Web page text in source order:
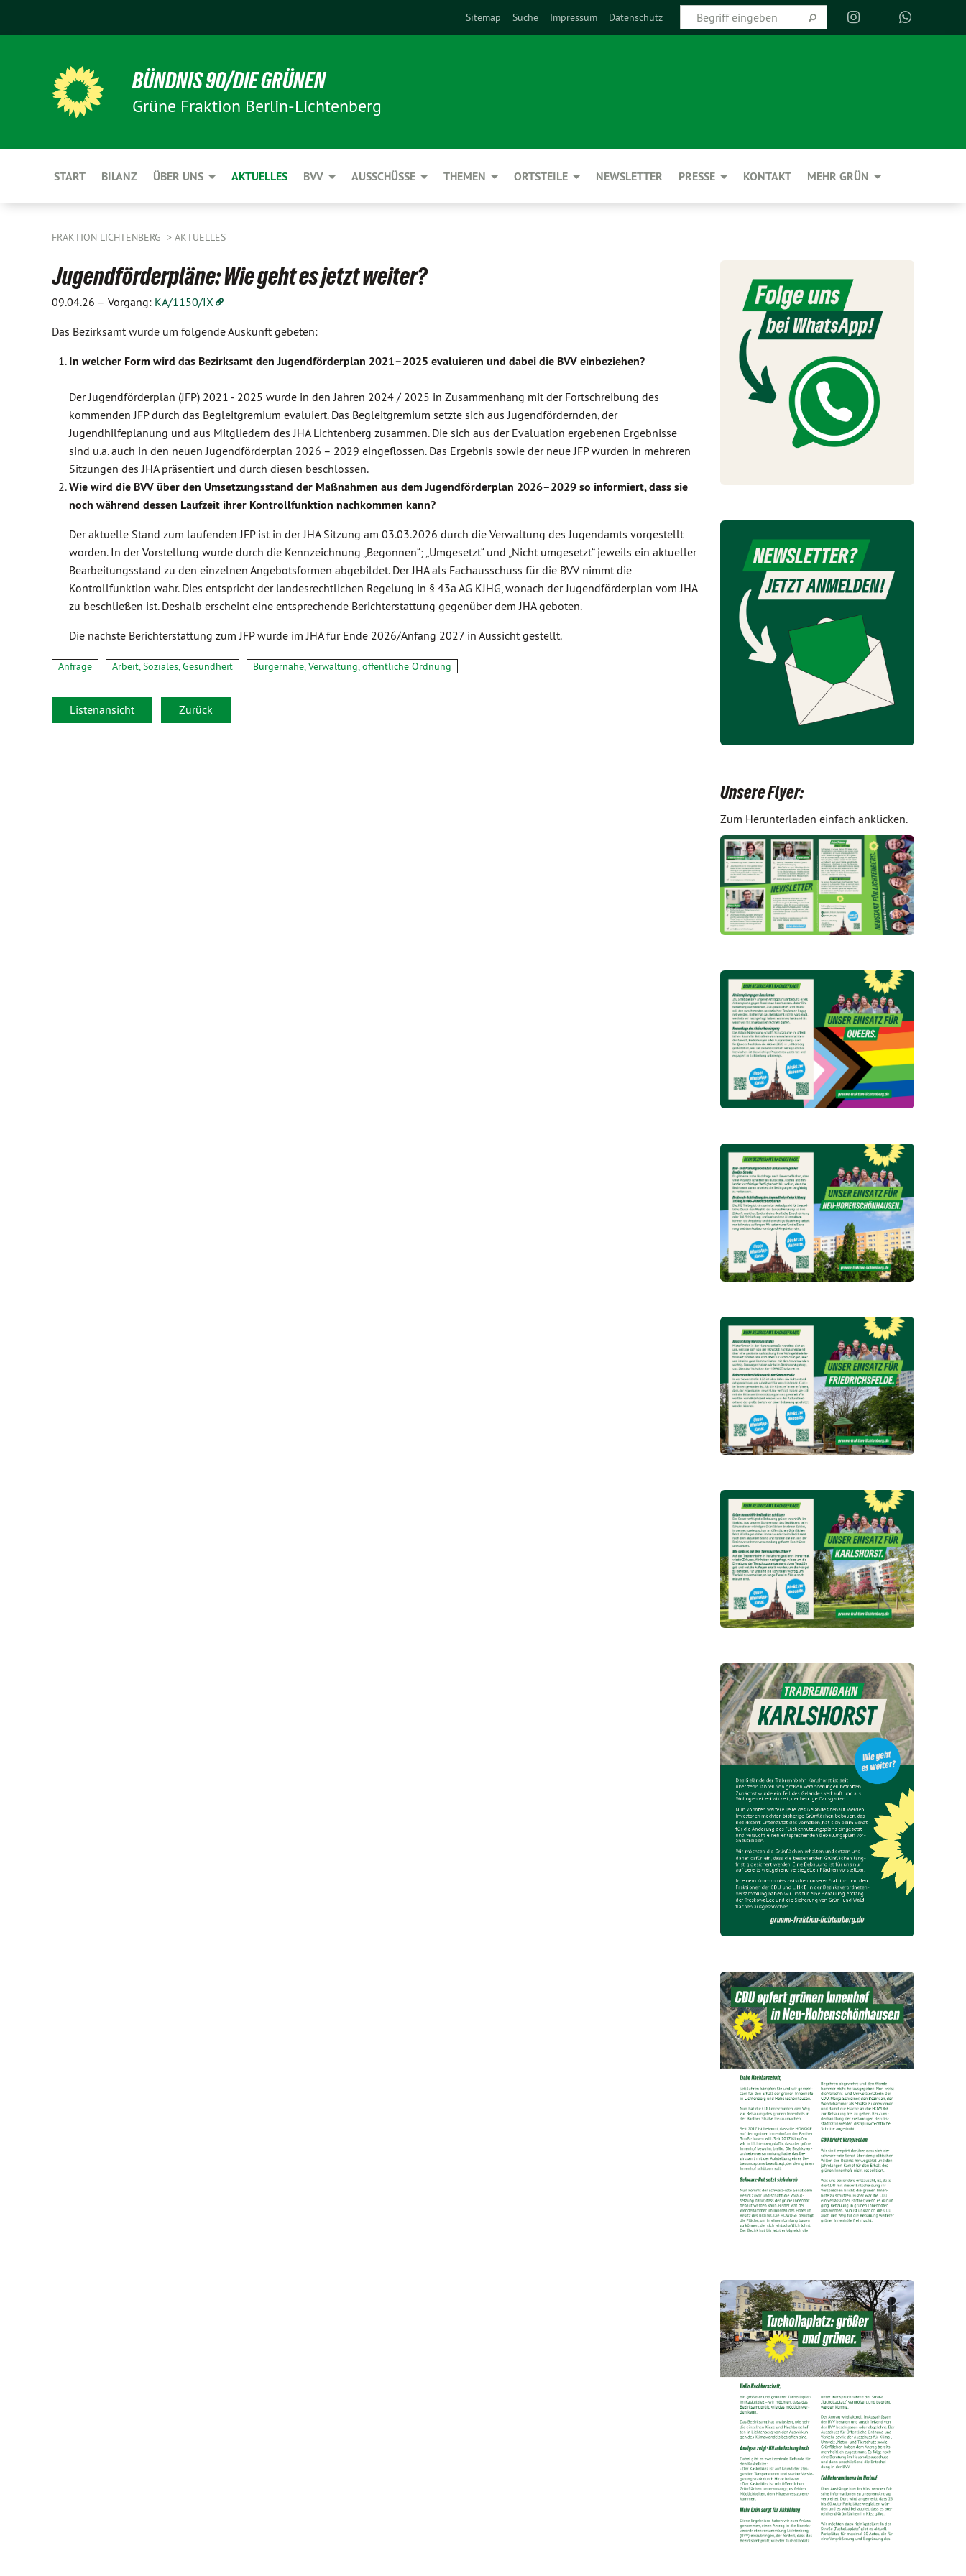
Sitemap Suche Impressum Datenschutz
BÜNDNIS 90/DIE GRÜNEN
Grüne Fraktion Berlin-Lichtenberg
START BILANZ ÜBER UNS AKTUELLES BVV AUSSCHÜSSE THEMEN ORTSTEILE NEWSLETTER PRESSE KONTAKT MEHR GRÜN
FRAKTION LICHTENBERG AKTUELLES
Jugendförderpläne: Wie geht es jetzt weiter?
09.04.26 – Vorgang: KA/1150/IX
Das Bezirksamt wurde um folgende Auskunft gebeten:
In welcher Form wird das Bezirksamt den Jugendförderplan 2021–2025 evaluieren und dabei die BVV einbeziehen?
Der Jugendförderplan (JFP) 2021 - 2025 wurde in den Jahren 2024 / 2025 in Zusammenhang mit der Fortschreibung des
kommenden JFP durch das Begleitgremium evaluiert. Das Begleitgremium setzte sich aus Jugendfördernden, der
Jugendhilfeplanung und aus Mitgliedern des JHA Lichtenberg zusammen. Die sich aus der Evaluation ergebenen Ergebnisse
sind u.a. auch in den neuen Jugendförderplan 2026 – 2029 eingeflossen. Das Ergebnis sowie der neue JFP wurden in mehreren
Sitzungen des JHA präsentiert und durch diesen beschlossen.
Wie wird die BVV über den Umsetzungsstand der Maßnahmen aus dem Jugendförderplan 2026–2029 so informiert, dass sie
noch während dessen Laufzeit ihrer Kontrollfunktion nachkommen kann?
Der aktuelle Stand zum laufenden JFP ist in der JHA Sitzung am 03.03.2026 durch die Verwaltung des Jugendamts vorgestellt
worden. In der Vorstellung wurde durch die Kennzeichnung „Begonnen“; „Umgesetzt“ und „Nicht umgesetzt“ jeweils ein aktueller
Bearbeitungsstand zu den einzelnen Angebotsformen abgebildet. Der JHA als Fachausschuss für die BVV nimmt die
Kontrollfunktion wahr. Dies entspricht der landesrechtlichen Regelung in § 43a AG KJHG, wonach der Jugendförderplan vom JHA
zu beschließen ist. Deshalb erscheint eine entsprechende Berichterstattung gegenüber dem JHA geboten.
Die nächste Berichterstattung zum JFP wurde im JHA für Ende 2026/Anfang 2027 in Aussicht gestellt.
Anfrage Arbeit, Soziales, Gesundheit Bürgernähe, Verwaltung, öffentliche Ordnung
Listenansicht Zurück
Unsere Flyer:
Zum Herunterladen einfach anklicken.